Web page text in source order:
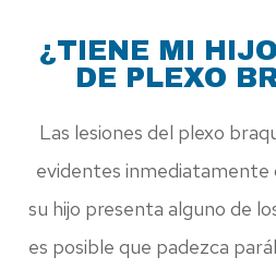
¿TIENE MI
DE PLEXO
Las lesiones del plexo
evidentes inmediatamente
su hijo presenta alguno de
es posible que padezca